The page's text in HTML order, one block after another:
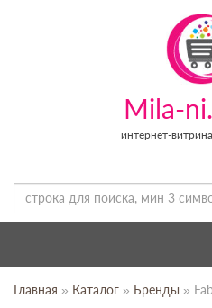
Mila-
интернет-
Главная » Каталог » Бренды »